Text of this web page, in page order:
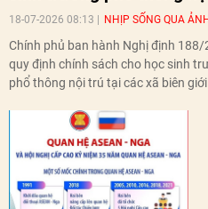
18-07-2026 08:13 NHỊP SỐNG QUA ẢNH
Chính phủ ban hành Nghị định
quy định chính sách cho học sinh
phổ thông nội trú tại các xã biên